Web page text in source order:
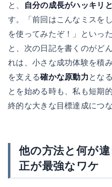
と、
自分の成長がハッキリ
す。「前回はこんなミスを
を使ってみたぞ！」といっ
と、次の日記を書くのがど
れは、小さな成功体験を積
を支える確かな原動力とな
とを始める時も、私も短期
終的な大きな目標達成につ
他の方法と何が
正が最強なワケ